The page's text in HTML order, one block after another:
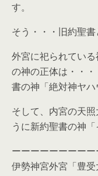
す。
そう・・・旧約聖
外宮に祀られてい
の神の正体は・・
書の神「絶対神ヤハ
そして、内宮の天
うに新約聖書の神
ーーーーーーーー
伊勢神宮外宮「豊